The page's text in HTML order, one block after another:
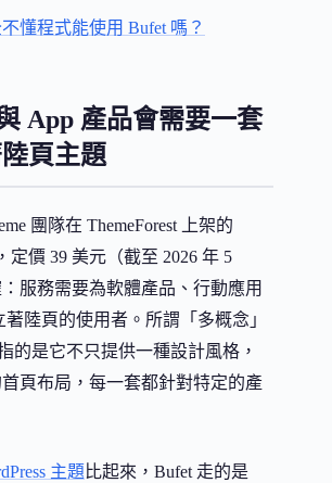
懂程式能使用 Bufet 嗎？
App 產品會需要一套
陸頁主題
團隊在 ThemeForest 上架的
定價 39 美元（截至 2026 年 5
服務需要為軟體產品、行動應用
著陸頁的使用者。所謂「多概念」
的是它不只提供一種設計風格，
頁布局，每一套都針對特定的產
主題 比起來，Bufet 走的是